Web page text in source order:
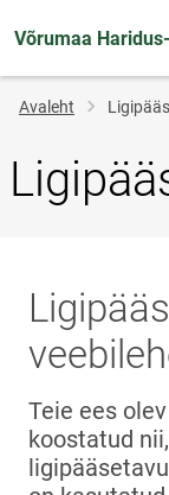
Võrumaa
Jälglink
Avaleht
Teie ees
koostatud